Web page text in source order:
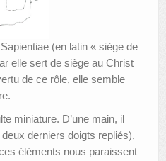
(en latin « siège de
elle sert de siège au Christ
de ce rôle, elle semble
miniature. D’une main, il
derniers doigts repliés),
éléments nous paraissent